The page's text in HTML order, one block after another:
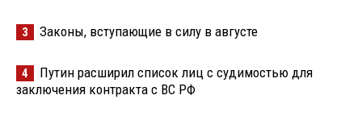
3 Законы, вступающие в силу в августе
4
Путин расширил список лиц с судимостью для
заключения контракта с ВС РФ